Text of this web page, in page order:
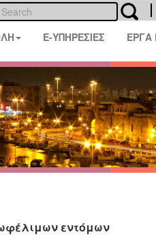
E-ΥΠΗΡΕΣΙΕΣ ΕΡΓΑ
εντόμων